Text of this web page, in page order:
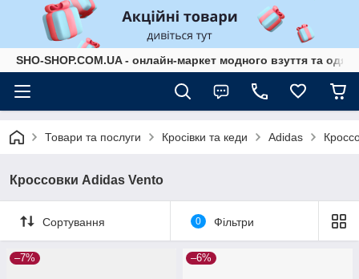
SHO-SHOP.COM.UA - онлайн-маркет модного взуття та
Товари та послуги Кросівки та кеди Adidas
Кроссовки Adidas Vento
Сортування 0 Фільтри
–7% –6%